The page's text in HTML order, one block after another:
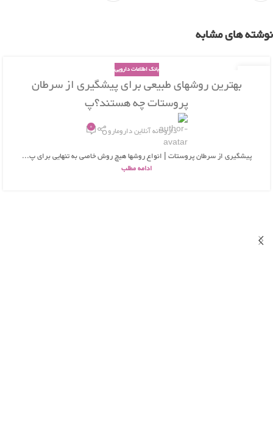
نوشته های مشابه
بانک اطلاعات دارویی
بهترین روشهای طبیعی برای پیشگیری از سرطان
پروستات چه هستند؟پ
داروخانه آنلاین دارومارو 0
پیشگیری از سرطان پروستات | انواع روشها هیچ روش خاصی به تنهایی برای پ...
ادامه مطلب